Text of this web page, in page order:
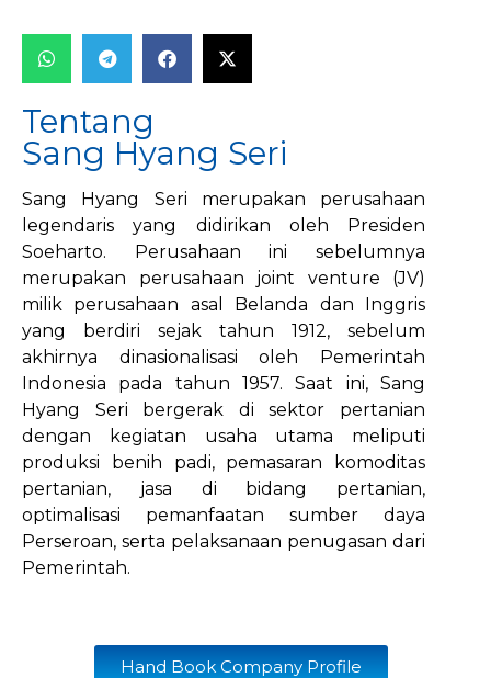
Tentang
Sang Hyang Seri
Sang Hyang Seri merupakan perusahaan
legendaris yang didirikan oleh Presiden
Soeharto. Perusahaan ini sebelumnya
merupakan perusahaan joint venture (JV)
milik perusahaan asal Belanda dan Inggris
yang berdiri sejak tahun 1912, sebelum
akhirnya dinasionalisasi oleh Pemerintah
Indonesia pada tahun 1957. Saat ini, Sang
Hyang Seri bergerak di sektor pertanian
dengan kegiatan usaha utama meliputi
produksi benih padi, pemasaran komoditas
pertanian, jasa di bidang pertanian,
optimalisasi pemanfaatan sumber daya
Perseroan, serta pelaksanaan penugasan dari
Pemerintah.
Hand Book Company Profile